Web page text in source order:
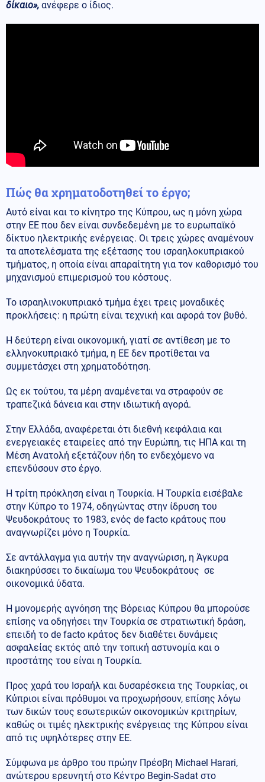
δίκαιο», ανέφερε ο ίδιος.
Πώς θα χρηματοδοτηθεί το έργο;
Αυτό είναι και το κίνητρο της Κύπρου, ως η μόνη χώρα
στην ΕΕ που δεν είναι συνδεδεμένη με το ευρωπαϊκό
δίκτυο ηλεκτρικής ενέργειας. Οι τρεις χώρες αναμένουν
τα αποτελέσματα της εξέτασης του ισραηλοκυπριακού
τμήματος, η οποία είναι απαραίτητη για τον καθορισμό του
μηχανισμού επιμερισμού του κόστους.
Το ισραηλινοκυπριακό τμήμα έχει τρεις μοναδικές
προκλήσεις: η πρώτη είναι τεχνική και αφορά τον βυθό.
Η δεύτερη είναι οικονομική, γιατί σε αντίθεση με το
ελληνοκυπριακό τμήμα, η ΕΕ δεν προτίθεται να
συμμετάσχει στη χρηματοδότηση.
Ως εκ τούτου, τα μέρη αναμένεται να στραφούν σε
τραπεζικά δάνεια και στην ιδιωτική αγορά.
Στην Ελλάδα, αναφέρεται ότι διεθνή κεφάλαια και
ενεργειακές εταιρείες από την Ευρώπη, τις ΗΠΑ και τη
Μέση Ανατολή εξετάζουν ήδη το ενδεχόμενο να
επενδύσουν στο έργο.
Η τρίτη πρόκληση είναι η Τουρκία. Η Τουρκία εισέβαλε
στην Κύπρο το 1974, οδηγώντας στην ίδρυση του
Ψευδοκράτους το 1983, ενός de facto κράτους που
αναγνωρίζει μόνο η Τουρκία.
Σε αντάλλαγμα για αυτήν την αναγνώριση, η Άγκυρα
διακηρύσσει το δικαίωμα του Ψευδοκράτους σε
οικονομικά ύδατα.
Η μονομερής αγνόηση της Βόρειας Κύπρου θα μπορούσε
επίσης να οδηγήσει την Τουρκία σε στρατιωτική δράση,
επειδή το de facto κράτος δεν διαθέτει δυνάμεις
ασφαλείας εκτός από την τοπική αστυνομία και ο
προστάτης του είναι η Τουρκία.
Προς χαρά του Ισραήλ και δυσαρέσκεια της Τουρκίας, οι
Κύπριοι είναι πρόθυμοι να προχωρήσουν, επίσης λόγω
των δικών τους εσωτερικών οικονομικών κριτηρίων,
καθώς οι τιμές ηλεκτρικής ενέργειας της Κύπρου είναι
από τις υψηλότερες στην ΕΕ.
Σύμφωνα με άρθρο του πρώην Πρέσβη Michael Harari,
ανώτερου ερευνητή στο Κέντρο Begin-Sadat στο